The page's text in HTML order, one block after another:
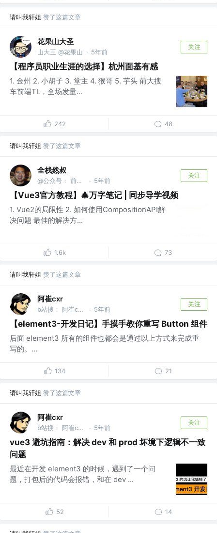
请叫我轩姐 赞了这篇文章
花果山大圣
山大王 @花果山 · 5年前
关注
【程序员职业生涯的选择】杭州面基有感
1. 金州 2. 小胡子 3. 堂主 4. 猴哥 5. 芋头 前大搜
车前端TL，全场发量...
242 48
请叫我轩姐 赞了这篇文章
全栈然叔
@公众号： 前端大班车 · 5年前
关注
【Vue3官方教程】🎄万字笔记 | 同步导学视频
1. Vue2的局限性 2. 如何使用CompositionAPI解
决问题 最佳的解决方...
1.6k 73
请叫我轩姐 赞了这篇文章
阿崔cxr
b站搜： 阿崔cxr 分享最前沿的前端技术干货 · 5年前
关注
【element3-开发日记】手摸手教你重写 Button 组件
后面 element3 所有的组件也都会是通过以上方式来完成重
写的。...
134 21
请叫我轩姐 赞了这篇文章
阿崔cxr
b站搜： 阿崔cxr 分享最前沿的前端技术干货 · 5年前
关注
vue3 避坑指南：解决 dev 和 prod 坏境下逻辑不一致
问题
最近在开发 element3 的时候，遇到了一个问
题，打包后的代码会报错，和在 dev ...
52 14